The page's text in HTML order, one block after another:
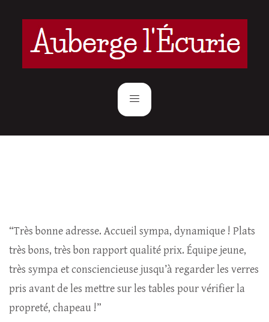
“Très bonne adresse. Accueil sympa, dynamique ! Plats
très bons, très bon rapport qualité prix. Équipe jeune,
très sympa et consciencieuse jusqu’à regarder les verres
pris avant de les mettre sur les tables pour vérifier la
propreté, chapeau !”